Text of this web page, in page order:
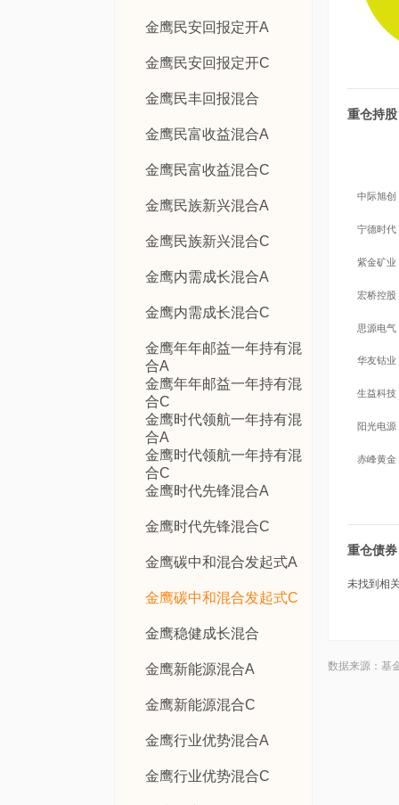
金鹰民安回报定开A
金鹰民安回报定开C
金鹰民丰回报混合
金鹰民富收益混合A
金鹰民富收益混合C
金鹰民族新兴混合A
金鹰民族新兴混合C
金鹰内需成长混合A
金鹰内需成长混合C
金鹰年年邮益一年持有混
合A
金鹰年年邮益一年持有混
合C
金鹰时代领航一年持有混
合A
金鹰时代领航一年持有混
合C
金鹰时代先锋混合A
金鹰时代先锋混合C
金鹰碳中和混合发起式A
金鹰碳中和混合发起式C
金鹰稳健成长混合
金鹰新能源混合A
金鹰新能源混合C
金鹰行业优势混合A
金鹰行业优势混合C
重仓持股
中际旭创
宁德时代
紫金矿业
宏桥控股
思源电气
华友钴业
生益科技
阳光电源
赤峰黄金
重仓债券
未找到相
数据来源：基